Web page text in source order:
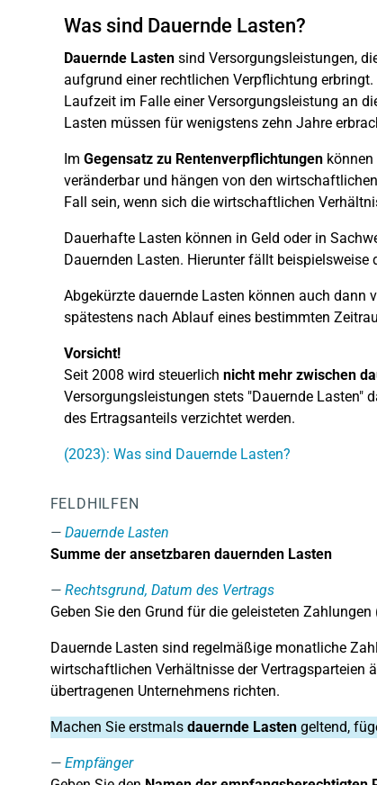
Was sind Dauernde Lasten?
Dauernde Lasten sind Versorgungsleistungen,
aufgrund einer rechtlichen Verpflichtung
Laufzeit im Falle einer Versorgungsleistung an
Lasten müssen für wenigstens zehn Jahre
Im Gegensatz zu Rentenverpflichtungenkönnen
veränderbar und hängen von den
Fall sein, wenn sich die wirtschaftlichen
Dauerhafte Lasten können in Geld oder in
Dauernden Lasten. Hierunter fällt
Abgekürzte dauernde Lasten können auch dann
spätestens nach Ablauf eines bestimmten
Vorsicht!
Seit 2008 wird steuerlich nicht mehr zwischen
Versorgungsleistungen stets "Dauernde Lasten"
des Ertragsanteils verzichtet werden.
(2023): Was sind Dauernde Lasten?
FELDHILFEN
Dauernde Lasten
Summe der ansetzbaren dauernden Lasten
Rechtsgrund, Datum des Vertrags
Geben Sie den Grund für die geleisteten Zahlungen
Dauernde Lasten sind regelmäßige monatliche
wirtschaftlichen Verhältnisse der Vertragsparteien
übertragenen Unternehmens richten.
Machen Sie erstmals dauernde Lastengeltend,
Empfänger